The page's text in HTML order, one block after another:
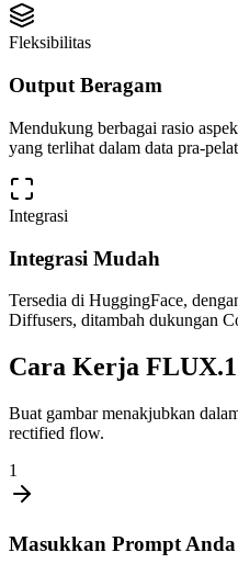
Fleksibilitas
Output Beragam
Mendukung berbagai rasio
yang terlihat dalam data pra-
Integrasi
Integrasi Mudah
Tersedia di HuggingFace,
Diffusers, ditambah dukungan
Cara Kerja
Buat gambar menakjubkan
rectified flow.
1
Masukkan Prompt Anda